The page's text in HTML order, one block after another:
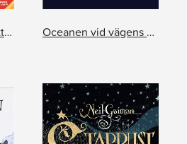
Splods öga; ett galaktiskt äventyr Oceanen vid vägens slut